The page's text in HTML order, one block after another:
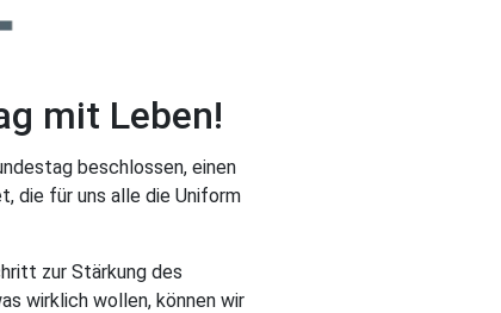
mit Leben!
beschlossen, einen
die für uns alle die Uniform
zur Stärkung des
wirklich wollen, können wir